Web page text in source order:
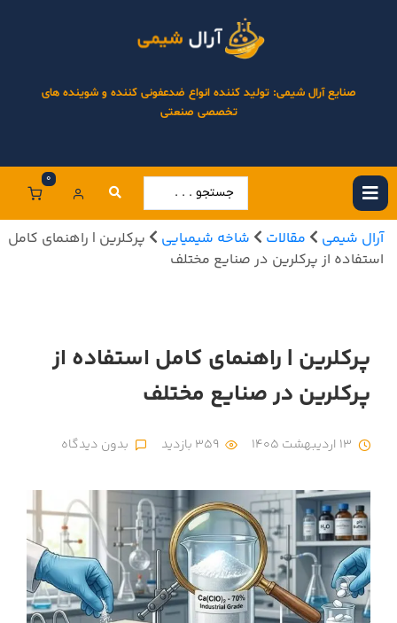
صنایع آرال شیمی: تولید کننده انواع ضدعفونی کننده و شوینده های
تخصصی صنعتی
0
آرال شیمی مقالات شاخه شیمیایی
پرکلرین | راهنمای کامل
استفاده از پرکلرین در صنایع مختلف
پرکلرین | راهنمای کامل استفاده از
پرکلرین در صنایع مختلف
بدون دیدگاه